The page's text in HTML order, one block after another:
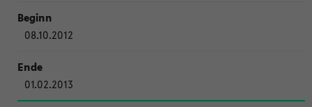
08.10.2012
01.02.2013